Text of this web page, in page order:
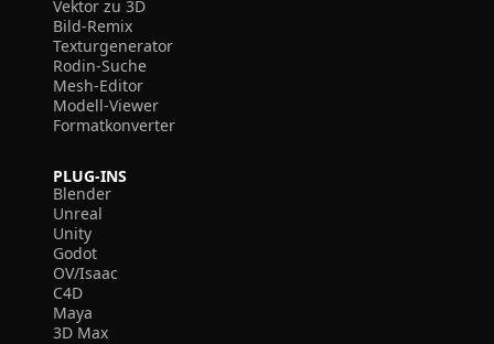
Vektor zu 3D
Bild-Remix
Texturgenerator
Rodin-Suche
Mesh-Editor
Modell-Viewer
Formatkonverter
PLUG-INS
Blender
Unreal
Unity
Godot
OV/Isaac
C4D
Maya
3D Max